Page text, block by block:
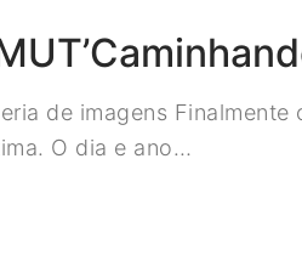
de imagens
O dia e ano…